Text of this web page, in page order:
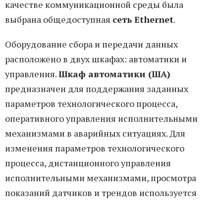
качестве коммуникационной среды была
выбрана общедоступная сеть Ethernet.
Оборудование сбора и передачи данных
расположено в двух шкафах: автоматики и
управления.Шкаф автоматики (ША)
предназначен для поддержания заданных
параметров технологического процесса,
оперативного управления исполнительными
механизмами в аварийных ситуациях. Для
изменения параметров технологического
процесса, дистанционного управления
исполнительными механизмами, просмотра
показаний датчиков и трендов используется